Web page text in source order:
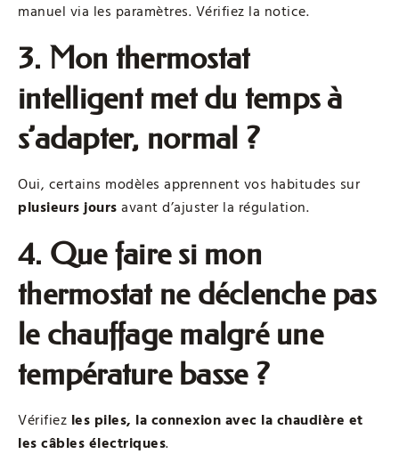
manuel via les paramètres. Vérifiez la notice.
3. Mon thermostat
intelligent met du temps à
s’adapter, normal ?
Oui, certains modèles apprennent vos habitudes sur
plusieurs jours avant d’ajuster la régulation.
4. Que faire si mon
thermostat ne déclenche pas
le chauffage malgré une
température basse ?
Vérifiez les piles, la connexion avec la chaudière et
les câbles électriques.